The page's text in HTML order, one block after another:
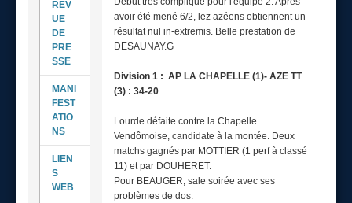
REV
UE
DE
PRE
SSE
MANI
FEST
ATIO
NS
LIEN
S
WEB
avoir été mené 6/2, lez azéens obtiennent un
résultat nul in-extremis. Belle prestation de
DESAUNAY.G
Division 1 : AP LA CHAPELLE (1)- AZE TT
(3) : 34-20
Lourde défaite contre la Chapelle
Vendômoise, candidate à la montée. Deux
matchs gagnés par MOTTIER (1 perf à classé
11) et par DOUHERET.
Pour BEAUGER, sale soirée avec ses
problèmes de dos.